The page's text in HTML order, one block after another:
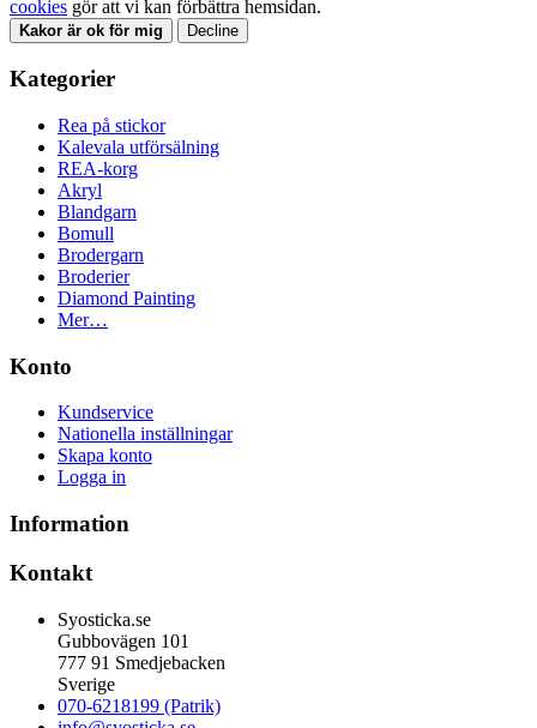
cookies gör att vi kan förbättra hemsidan.
Kakor är ok för mig Decline
Kategorier
Rea på stickor
Kalevala utförsälning
REA-korg
Akryl
Blandgarn
Bomull
Brodergarn
Broderier
Diamond Painting
Mer…
Konto
Kundservice
Nationella inställningar
Skapa konto
Logga in
Information
Kontakt
Syosticka.se
Gubbovägen 101
777 91 Smedjebacken
Sverige
070-6218199 (Patrik)